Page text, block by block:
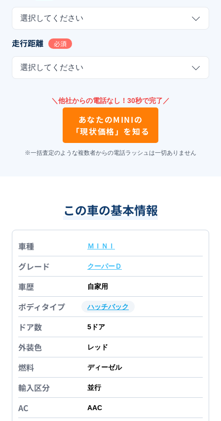
選択してください
走行距離 必須
選択してください
＼他社からの電話なし！30秒で完了／
あなたのMINIの
「現状価格」を知る
※一括査定のような複数者からの電話ラッシュは一切ありません
この車の基本情報
車種 ＭＩＮＩ
グレード クーパーＤ
車歴 自家用
ボディタイプ ハッチバック
ドア数 5 ドア
外装色 レッド
燃料 ディーゼル
輸入区分 並行
AC AAC